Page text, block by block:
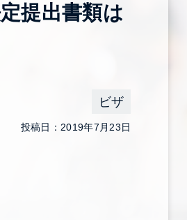
提出書類は
投稿日：2019年7月23日
ビザ